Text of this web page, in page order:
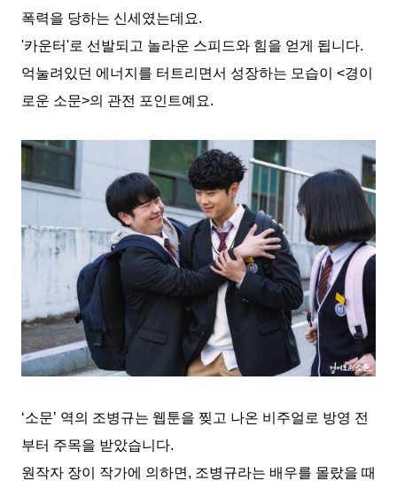
폭력을 당하는 신세였는데요.
'카운터'로 선발되고 놀라운 스피드와 힘을 얻게 됩니다.
억눌려있던 에너지를 터트리면서 성장하는 모습이
<경이
로운 소문>의 관전 포인트예요.
‘소문’ 역의 조병규는 웹툰을 찢고 나온 비주얼로 방영 전
부터 주목을 받았습니다.
원작자 장이 작가에 의하면 , 조병규라는 배우를 몰랐을 때